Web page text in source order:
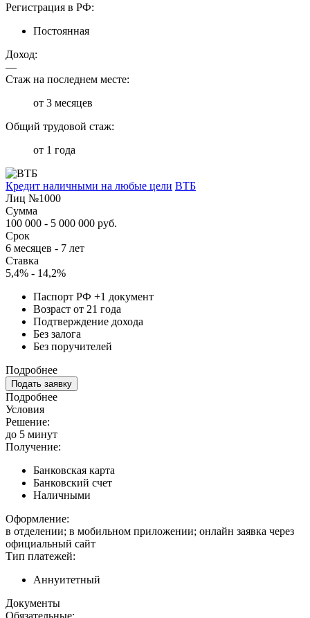
Регистрация в РФ:
Постоянная
Доход:
—
Стаж на последнем месте:
от 3 месяцев
Общий трудовой стаж:
от 1 года
Кредит наличными на любые цели ВТБ
Лиц №1000
Сумма
100 000 - 5 000 000 руб.
Срок
6 месяцев - 7 лет
Ставка
5,4% - 14,2%
Паспорт РФ +1 документ
Возраст от 21 года
Подтверждение дохода
Без залога
Без поручителей
Подробнее
Подать заявку
Подробнее
Условия
Решение:
до 5 минут
Получение:
Банковская карта
Банковский счет
Наличными
Оформление:
в отделении; в мобильном приложении; онлайн заявка через
официальный сайт
Тип платежей:
Аннуитетный
Документы
Обязательные: